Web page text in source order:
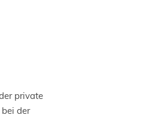
private
der